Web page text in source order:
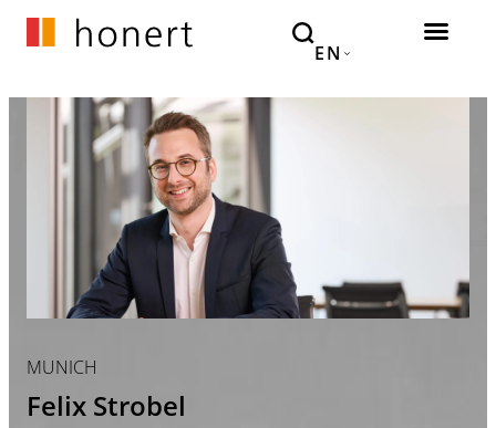
EN
MUNICH
Felix Strobel